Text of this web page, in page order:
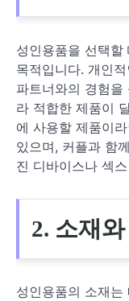
성인용품을 선택
목적입니다. 개인
파트너와의 경험
라 적합한 제품이
에 사용할 제품이
있으며, 커플과 함
진 디바이스나 섹
2. 소재
성인용품의 소재는